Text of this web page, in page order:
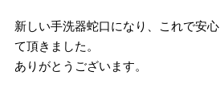
新しい手洗器蛇口になり、これで安
て頂きました。
ありがとうございます。